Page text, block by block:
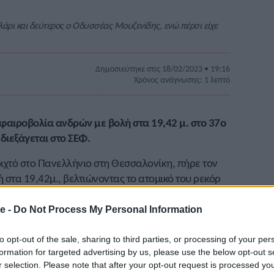
- Do Not Process My Personal Information
opt-out of the sale, sharing to third parties, or processing of your
for targeted advertising by us, please use the below opt-out
selection. Please note that after your opt-out request is processed
και δεύτερος ο Οδυσσέας Μουζενίδης, ενώ πέρσι είχε
Δημοσιεύτηκε στις 18/02/2023 • 19:16
Χρόνος ανάγνωσης: 1 λεπτό
ανδρών με βολή στα 19,42 μ. στο 37ο
στο ΣΕΦ.
στο Πανελλήνιο στη Θεσσαλονίκη, πήρε τον
στα 19,42μ., βελτιώνοντας το ατομικό του ρεκόρ
ο
ρόλους φέτος, καθώς πέρσι ο Μουζενίδης είχε
πάρει ο Λατιφλάρι. Τρίτος στον αγώνα ήταν ο
είναι ατομικό του ρεκόρ.